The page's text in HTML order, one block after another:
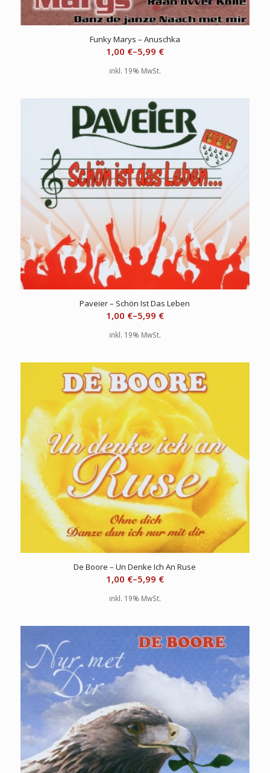
Funky Marys – Anuschka
1,00 €–5,99 €
inkl. 19% MwSt.
Paveier – Schön Ist Das Leben
1,00 €–5,99 €
inkl. 19% MwSt.
De Boore – Un Denke Ich An Ruse
1,00 €–5,99 €
inkl. 19% MwSt.